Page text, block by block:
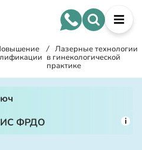
/ Лазерные технологии
в гинекологической
практике
ФРДО
i